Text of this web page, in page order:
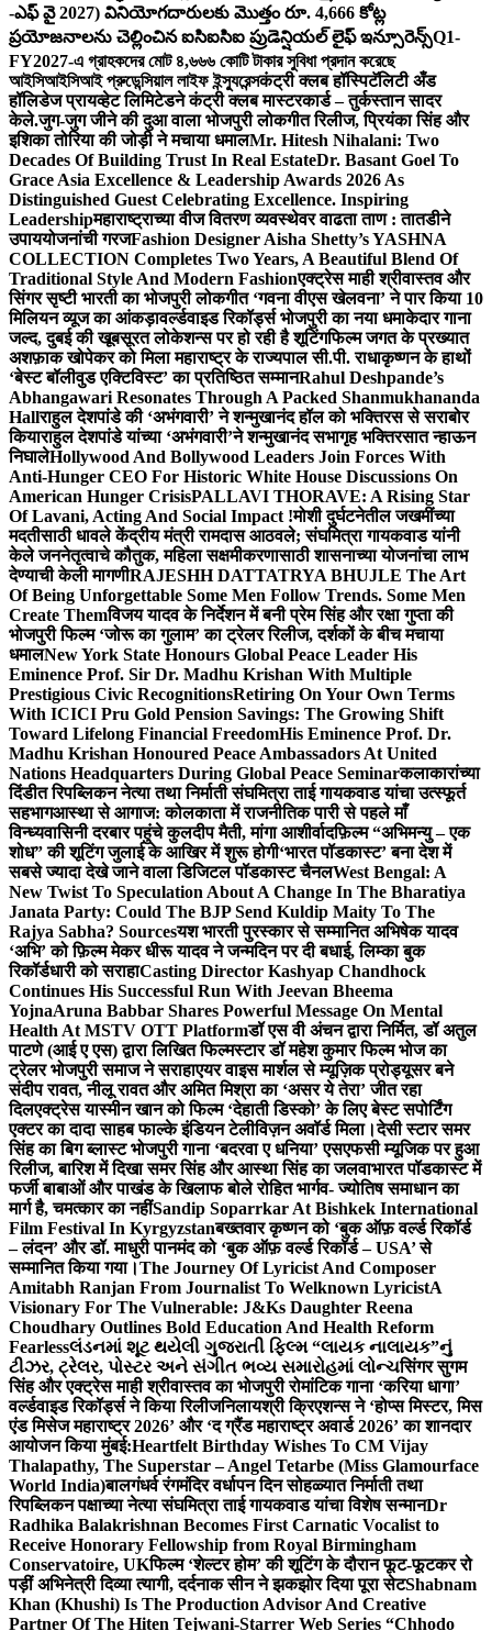
-ఎఫ్ వై 2027) వినియోగదారులకు మొత్తం రూ. 4,666 కోట్ల
ప్రయోజనాలను చెల్లించిన ఐసిఐసిఐ ప్రుడెన్షియల్ లైఫ్ ఇన్సూరెన్స్Q1-
FY2027-এ গ্রাহকদের মোট ৪,৬৬৬ কোটি টাকার সুবিধা প্রদান করেছে
আইসিআইসিআই প্রুডেন্সিয়াল লাইফ ইন্স্যুরেন্সकंट्री क्लब हॉस्पिटॅलिटी अँड
हॉलिडेज प्रायव्हेट लिमिटेडने कंट्री क्लब मास्टरकार्ड – तुर्कस्तान सादर
केले.जुग-जुग जीने की दुआ वाला भोजपुरी लोकगीत रिलीज, प्रियंका सिंह और
इशिका तोरिया की जोड़ी ने मचाया धमालMr. Hitesh Nihalani: Two
Decades Of Building Trust In Real EstateDr. Basant Goel To
Grace Asia Excellence & Leadership Awards 2026 As
Distinguished Guest Celebrating Excellence. Inspiring
Leadershipमहाराष्ट्राच्या वीज वितरण व्यवस्थेवर वाढता ताण : तातडीने
उपाययोजनांची गरजFashion Designer Aisha Shetty’s YASHNA
COLLECTION Completes Two Years, A Beautiful Blend Of
Traditional Style And Modern Fashionएक्ट्रेस माही श्रीवास्तव और
सिंगर सृष्टी भारती का भोजपुरी लोकगीत ‘गवना वीएस खेलवना’ ने पार किया 10
मिलियन व्यूज का आंकड़ावर्ल्डवाइड रिकॉर्ड्स भोजपुरी का नया धमाकेदार गाना
जल्द, दुबई की खूबसूरत लोकेशन्स पर हो रही है शूटिंगफिल्म जगत के प्रख्यात
अशफ़ाक खोपेकर को मिला महाराष्ट्र के राज्यपाल सी.पी. राधाकृष्णन के हाथों
‘बेस्ट बॉलीवुड एक्टिविस्ट’ का प्रतिष्ठित सम्मानRahul Deshpande’s
Abhangawari Resonates Through A Packed Shanmukhananda
Hallराहुल देशपांडे की ‘अभंगवारी’ ने शन्मुखानंद हॉल को भक्तिरस से सराबोर
कियाराहुल देशपांडे यांच्या ‘अभंगवारी’ने शन्मुखानंद सभागृह भक्तिरसात न्हाऊन
निघालेHollywood And Bollywood Leaders Join Forces With
Anti-Hunger CEO For Historic White House Discussions On
American Hunger CrisisPALLAVI THORAVE: A Rising Star
Of Lavani, Acting And Social Impact !मोशी दुर्घटनेतील जखमींच्या
मदतीसाठी धावले केंद्रीय मंत्री रामदास आठवले; संघमित्रा गायकवाड यांनी
केले जननेतृत्वाचे कौतुक, महिला सक्षमीकरणासाठी शासनाच्या योजनांचा लाभ
देण्याची केली मागणीRAJESHH DATTATRYA BHUJLE The Art
Of Being Unforgettable Some Men Follow Trends. Some Men
Create Themविजय यादव के निर्देशन में बनी प्रेम सिंह और रक्षा गुप्ता की
भोजपुरी फिल्म ‘जोरू का गुलाम’ का ट्रेलर रिलीज, दर्शकों के बीच मचाया
धमालNew York State Honours Global Peace Leader His
Eminence Prof. Sir Dr. Madhu Krishan With Multiple
Prestigious Civic RecognitionsRetiring On Your Own Terms
With ICICI Pru Gold Pension Savings: The Growing Shift
Toward Lifelong Financial FreedomHis Eminence Prof. Dr.
Madhu Krishan Honoured Peace Ambassadors At United
Nations Headquarters During Global Peace Seminarकलाकारांच्या
दिंडीत रिपब्लिकन नेत्या तथा निर्माती संघमित्रा ताई गायकवाड यांचा उत्स्फूर्त
सहभागआस्था से आगाज: कोलकाता में राजनीतिक पारी से पहले माँ
विन्ध्यवासिनी दरबार पहुंचे कुलदीप मैती, मांगा आशीर्वादफ़िल्म “अभिमन्यु – एक
शोध” की शूटिंग जुलाई के आखिर में शुरू होगी‘भारत पॉडकास्ट’ बना देश में
सबसे ज्यादा देखे जाने वाला डिजिटल पॉडकास्ट चैनलWest Bengal: A
New Twist To Speculation About A Change In The Bharatiya
Janata Party: Could The BJP Send Kuldip Maity To The
Rajya Sabha? Sourcesयश भारती पुरस्कार से सम्मानित अभिषेक यादव
‘अभि’ को फ़िल्म मेकर धीरू यादव ने जन्मदिन पर दी बधाई, लिम्का बुक
रिकॉर्डधारी को सराहाCasting Director Kashyap Chandhock
Continues His Successful Run With Jeevan Bheema
YojnaAruna Babbar Shares Powerful Message On Mental
Health At MSTV OTT Platformडॉ एस वी अंचन द्वारा निर्मित, डॉ अतुल
पाटणे (आई ए एस) द्वारा लिखित फिल्मस्टार डॉ महेश कुमार फिल्म भोज का
ट्रेलर भोजपुरी समाज ने सराहाएयर वाइस मार्शल से म्यूज़िक प्रोड्यूसर बने
संदीप रावत, नीलू रावत और अमित मिश्रा का ‘असर ये तेरा’ जीत रहा
दिलएक्ट्रेस यास्मीन खान को फिल्म ‘देहाती डिस्को’ के लिए बेस्ट सपोर्टिंग
एक्टर का दादा साहब फाल्के इंडियन टेलीविज़न अवॉर्ड मिला।देसी स्टार समर
सिंह का बिग ब्लास्ट भोजपुरी गाना ‘बदरवा ए धनिया’ एसएफसी म्यूजिक पर हुआ
रिलीज, बारिश में दिखा समर सिंह और आस्था सिंह का जलवाभारत पॉडकास्ट में
फर्जी बाबाओं और पाखंड के खिलाफ बोले रोहित भार्गव- ज्योतिष समाधान का
मार्ग है, चमत्कार का नहींSandip Soparrkar At Bishkek International
Film Festival In Kyrgyzstanबख्तवार कृष्णन को ‘बुक ऑफ़ वर्ल्ड रिकॉर्ड
– लंदन’ और डॉ. माधुरी पानमंद को ‘बुक ऑफ़ वर्ल्ड रिकॉर्ड – USA’ से
सम्मानित किया गया।The Journey Of Lyricist And Composer
Amitabh Ranjan From Journalist To Welknown LyricistA
Visionary For The Vulnerable: J&Ks Daughter Reena
Choudhary Outlines Bold Education And Health Reform
Fearlessલંડનમાં શૂટ થયેલી ગુજરાતી ફિલ્મ “લાયક નાલાયક”નું
ટીઝર, ટ્રેલર, પોસ્ટર અને સંગીત ભવ્ય સમારોહમાં લોન્ચसिंगर सुगम
सिंह और एक्ट्रेस माही श्रीवास्तव का भोजपुरी रोमांटिक गाना ‘करिया धागा’
वर्ल्डवाइड रिकॉर्ड्स ने किया रिलीजनिलायश्री क्रिएशन्स ने ‘होप्स मिस्टर, मिस
एंड मिसेज महाराष्ट्र 2026’ और ‘द ग्रैंड महाराष्ट्र अवार्ड 2026’ का शानदार
आयोजन किया मुंबई:Heartfelt Birthday Wishes To CM Vijay
Thalapathy, The Superstar – Angel Tetarbe (Miss Glamourface
World India)बालगंधर्व रंगमंदिर वर्धापन दिन सोहळ्यात निर्माती तथा
रिपब्लिकन पक्षाच्या नेत्या संघमित्रा ताई गायकवाड यांचा विशेष सन्मानDr
Radhika Balakrishnan Becomes First Carnatic Vocalist to
Receive Honorary Fellowship from Royal Birmingham
Conservatoire, UKफिल्म ‘शेल्टर होम’ की शूटिंग के दौरान फूट-फूटकर रो
पड़ीं अभिनेत्री दिव्या त्यागी, दर्दनाक सीन ने झकझोर दिया पूरा सेटShabnam
Khan (Khushi) Is The Production Advisor And Creative
Partner Of The Hiten Tejwani-Starrer Web Series “Chhodo